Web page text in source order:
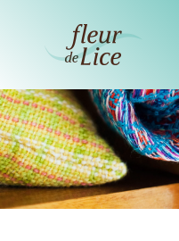
Accéder au contenu